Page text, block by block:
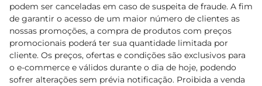
podem ser canceladas em caso de suspeita de fraude. A fim
de garantir o acesso de um maior número de clientes as
nossas promoções, a compra de produtos com preços
promocionais poderá ter sua quantidade limitada por
cliente. Os preços, ofertas e condições são exclusivos para
o e-commerce e válidos durante o dia de hoje, podendo
sofrer alterações sem prévia notificação. Proibida a venda